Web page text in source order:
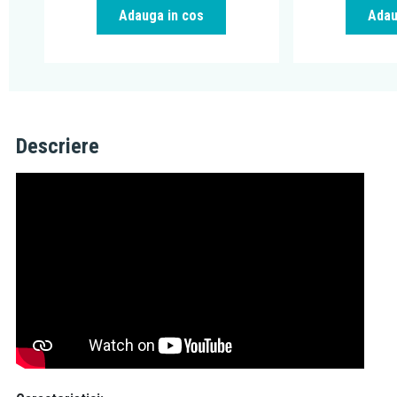
Adauga in cos
Descriere